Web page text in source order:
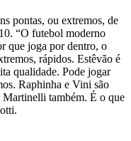
pontas, ou extremos, de
“O futebol moderno
que joga por dentro, o
rápidos. Estêvão é
qualidade. Pode jogar
Raphinha e Vini são
também. É o que